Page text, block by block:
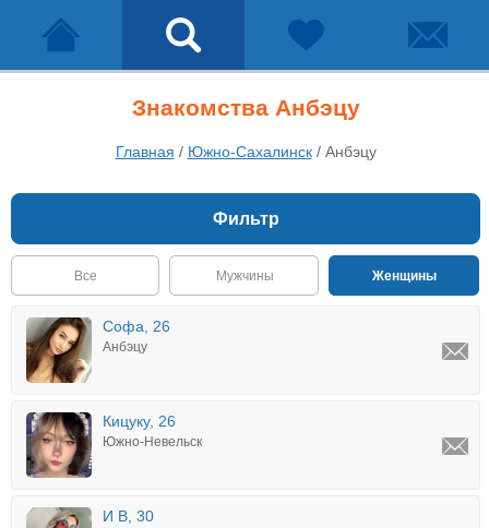
Знакомства Анбэцу
Главная / Южно-Сахалинск/ Анбэцу
Фильтр
Все Мужчины Женщины
Софа, 26
Анбэцу
Кицуку, 26
Южно-Невельск
И В, 30